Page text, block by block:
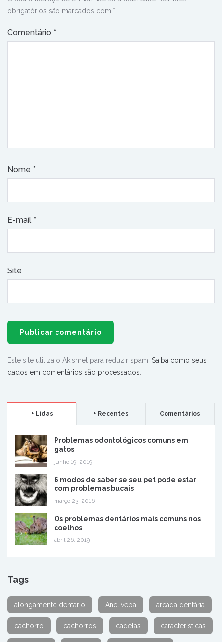
obrigatórios são marcados com *
Comentário *
Nome *
E-mail *
Site
Este site utiliza o Akismet para reduzir spam. Saiba como seus
dados em comentários são processados.
+ Lidas + Recentes Comentários
Problemas odontológicos comuns em
gatos
junho 19, 2019
6 modos de saber se seu pet pode estar
com problemas bucais
março 23, 2016
Os problemas dentários mais comuns nos
coelhos
abril 26, 2019
Tags
alongamento dentário Anclivepa arcada dentária
cachorro cachorros cadelas características